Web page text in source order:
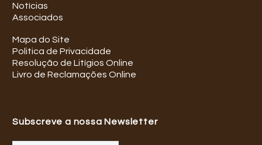
Notícias
Associados
Mapa do Site
Politica de Privacidade
Resolução de Litígios Online
Livro de Reclamações Online
Subscreve a nossa Newsletter